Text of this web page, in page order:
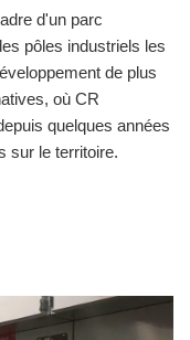
d'un parc
pôles industriels les
de plus
où CR
quelques années
sur le territoire.